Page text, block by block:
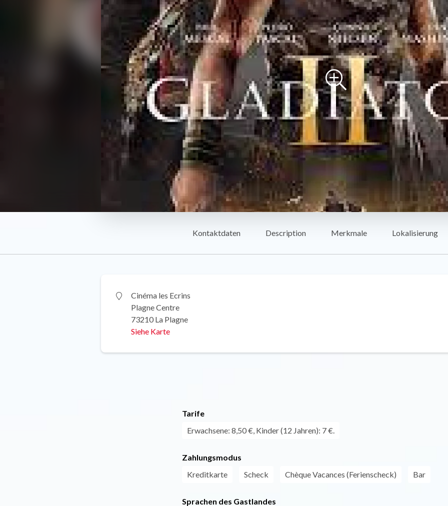
Kontaktdaten Description Merkmale Lokalisierung
Cinéma les Ecrins
Plagne Centre
73210 La Plagne
Siehe Karte
Tarife
Erwachsene: 8,50 €, Kinder (12 Jahren): 7 €.
Zahlungsmodus
Kreditkarte
Scheck Chèque Vacances (Ferienscheck) Bar
Sprachen des Gastlandes